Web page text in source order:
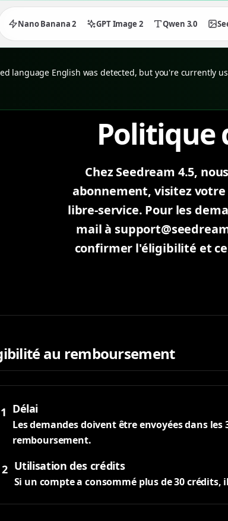
Nano Banana 2 GPT Image 2 Qwen 3.0
language English was detected, but you're currently
Politique
Chez Seedream 4.5,
abonnement, visitez
libre-service. Pour les
mail à
confirmer l'éligibilité et
au remboursement
1 Délai
Les demandes doivent être envoyées dans
remboursement.
2 Utilisation des crédits
Si un compte a consommé plus de 30 crédits,